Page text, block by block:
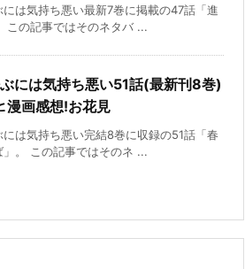
には気持ち悪い最新7巻に掲載の47話「進
この記事ではそのネタバ ...
には気持ち悪い51話(最新刊8巻)
漫画感想!お花見
には気持ち悪い完結8巻に収録の51話「春
」。 この記事ではそのネ ...